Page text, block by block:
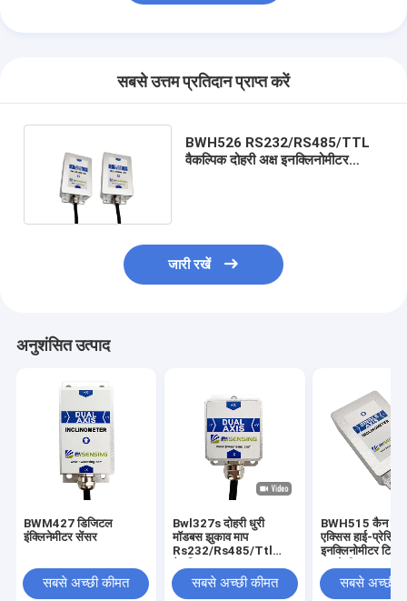
सबसे उत्तम प्रतिदान प्राप्त करें
BWH526 RS232/RS485/TTL
वैकल्पिक दोहरी अक्ष इनक्लिनोमीटर
जारी रखें
अनुशंसित उत्पाद
BWM427 डिजिटल
इंक्लिनेमीटर सेंसर
सबसे अच्छी कीमत
Bwl327s दोहरी धुरी
मॉडबस झुकाव माप
Rs232/Rs485/Ttl
सबसे अच्छी कीमत
BWH515 कैन बस
एक्सिस हाई-
इनक्लिनोमीटर
सबसे अच्छी